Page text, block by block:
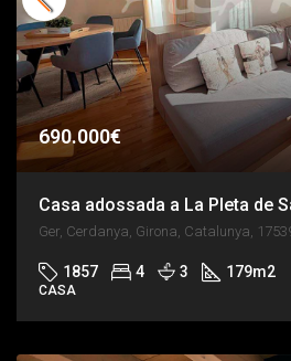
690.000€
Ger, Cerdanya, Girona, Catalunya,
1857 4 3 179m2
CASA